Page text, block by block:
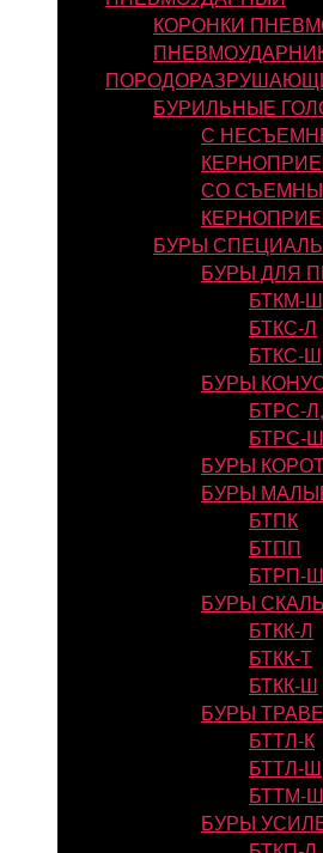
КОРОНКИ
БУРИЛЬНЫЕ
С
СО
БУРЫ
БУРЫ ДЛЯ
БТКМ-Ш
БТКС-Л
БТКС-Ш
БУРЫ
БТРС-
БТРС-
БУРЫ
БУРЫ
БТПК
БТПП
БТРП-Ш
БУРЫ
БТКК-Л
БТКК-Т
БТКК-Ш
БУРЫ
БТТЛ-К
БТТЛ-Ш
БТТМ-Ш
БУРЫ